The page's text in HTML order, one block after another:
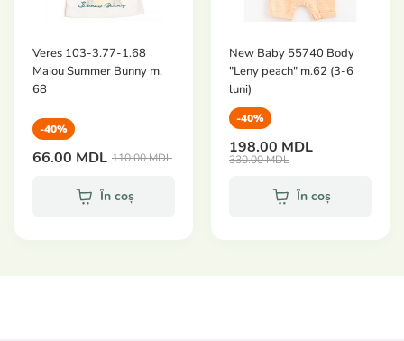
Veres 103-3.77-1.68
Maiou Summer Bunny m.
68
-40%
66.00 MDL 110.00 MDL
În coș
New Baby 55740 Body
"Leny peach" m.62 (3-6
luni)
-40%
198.00 MDL
330.00 MDL
În coș